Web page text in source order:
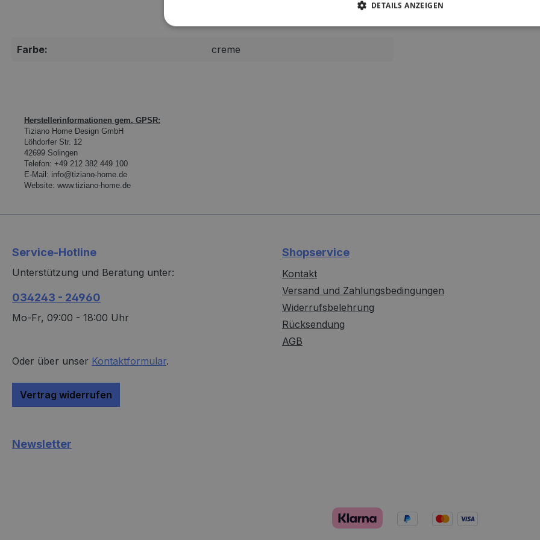
Farbe: creme
Herstellerinformationen gem. GPSR:
Tiziano Home Design GmbH
Löhdorfer Str. 12
42699 Solingen
Telefon: +49 212 382 449 100
E-Mail: info@tiziano-home.de
Website: www.tiziano-home.de
Service-Hotline
Unterstützung und Beratung unter:
034243 - 24960
Mo-Fr, 09:00 - 18:00 Uhr
Oder über unser Kontaktformular.
Vertrag widerrufen
Shopservice
Kontakt
Versand und Zahlungsbedingungen
Widerrufsbelehrung
Rücksendung
AGB
Newsletter
DETAILS ANZEIGEN